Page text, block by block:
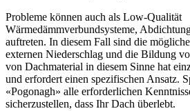
Probleme können auch als Low-Qualität
Wärmedämmverbundsysteme,
auftreten. In diesem Fall sind die
externen Niederschlag und die Bildung
von Dachmaterial in diesem Sinne hat
und erfordert einen spezifischen Ansatz.
«Pogonagh» alle erforderlichen
sicherzustellen, dass Ihr Dach überlebt.